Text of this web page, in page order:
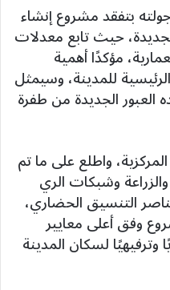
بتفقد مشروع إنشاء
حيث تابع معدلات
مؤكدًا أهمية
للمدينة، وسيمثل
الجديدة من طفرة
واطلع على ما تم
وشبكات الري
التنسيق الحضاري،
وفق أعلى معايير
وترفيهيًا لسكان المدينة